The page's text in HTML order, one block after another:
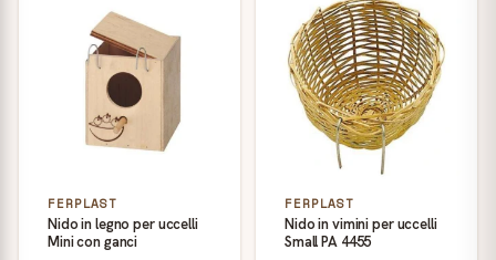
FERPLAST
Nido in legno per uccelli
Mini con ganci
FERPLAST
Nido in vimini per uccelli
Small PA 4455